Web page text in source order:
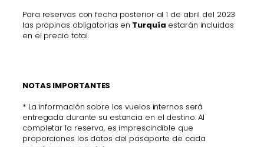
Para reservas con fecha posterior al 1 de abril del 2023
las propinas obligatorias en Turquía estarán incluidas
en el precio total.
NOTAS IMPORTANTES
* La información sobre los vuelos internos será
entregada durante su estancia en el destino. Al
completar la reserva, es imprescindible que
proporciones los datos del pasaporte de cada